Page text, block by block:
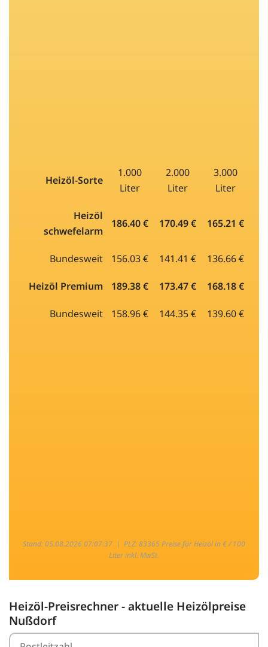
Heizöl-Sorte
1.000
Liter
2.000
Liter
3.000
Liter
Heizöl
schwefelarm
186.40 € 170.49 € 165.21 €
Bundesweit 156.03 € 141.41 € 136.66 €
Heizöl Premium 189.38 € 173.47 € 168.18 €
Bundesweit 158.96 € 144.35 € 139.60 €
Stand: 05.08.2026 07:07:37 | PLZ: 83365 Preise für Heizöl in € / 100
Liter inkl. MwSt.
Heizöl-Preisrechner - aktuelle Heizölpreise
Nußdorf